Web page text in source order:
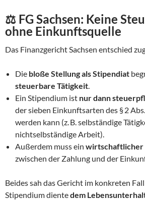
⚖️ FG Sachsen: Keine
ohne Einkunftsquelle
Das Finanzgericht Sachsen entschied
Die bloße Stellung als Stipendiat
steuerbare Tätigkeit
Ein Stipendium ist nur dann
der sieben Einkunftsarten des § 2
werden kann (z. B. selbständige
nichtselbständige Arbeit).
Außerdem muss ein wirtschaftlicher
zwischen der Zahlung und der
Beides sah das Gericht im konkreten Fall
Stipendium dientedem